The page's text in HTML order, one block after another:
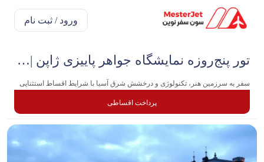
ورود / ثبت نام
تور پنج‌روزه نمایشگاه جواهر پاییزی ژاپن | آبان
سفر به سرزمین هنر، تکنولوژی و درخشش شرق آسیا با شرایط اقساط استثنایی
پرداخت اقساطی